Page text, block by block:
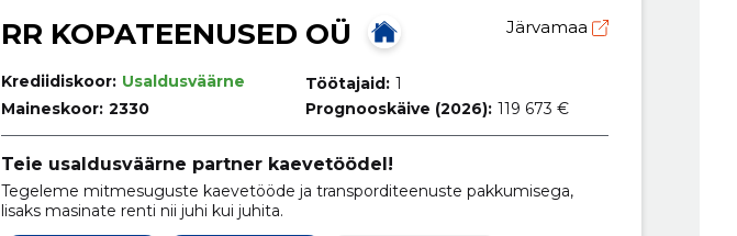
RR KOPATEENUSED OÜ Järvamaa
Krediidiskoor: Usaldusväärne
Maineskoor: 2330
Töötajaid: 1
Prognooskäive (2026): 119 673 €
Teie usaldusväärne partner kaevetöödel!
Tegeleme mitmesuguste kaevetööde ja transporditeenuste pakkumisega,
lisaks masinate renti nii juhi kui juhita.